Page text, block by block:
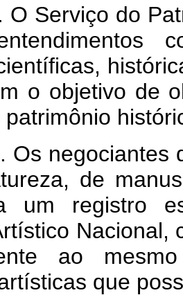
O Serviço do
o objetivo de
Os negociantes
de
um registro
Nacional,
ao
que